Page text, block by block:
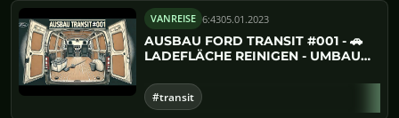
VANREISE 6:4305.01.2023
AUSBAU FORD TRANSIT #001 - 🚗
LADEFLÄCHE REINIGEN - UMBAU
AUSBAU
#transit